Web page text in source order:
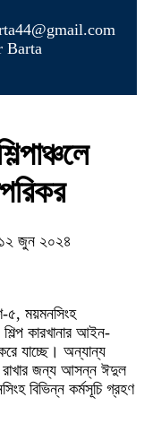
Barta
জুন ২০২৪
৫, ময়মনসিংহ
শিল্প কারখানার আইন-
যাচ্ছে। অন্যান্য
রাখার জন্য আসন্ন ঈদুল
বিভিন্ন কর্মসূচি গ্রহণ